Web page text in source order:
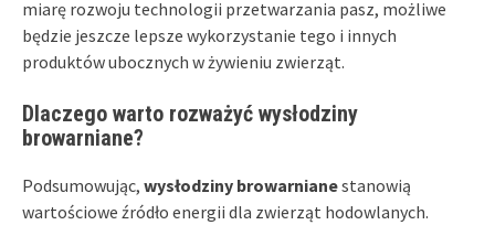
miarę rozwoju technologii przetwarzania pasz, możliwe
będzie jeszcze lepsze wykorzystanie tego i innych
produktów ubocznych w żywieniu zwierząt.
Dlaczego warto rozważyć wysłodziny
browarniane?
Podsumowując, wysłodziny browarnianestanowią
wartościowe źródło energii dla zwierząt hodowlanych.